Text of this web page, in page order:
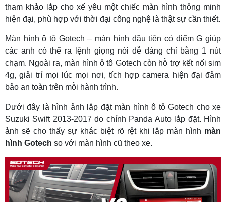
tham khảo lắp cho xế yêu một chiếc màn hình thông minh
hiện đại, phù hợp với thời đại công nghệ là thật sự cần thiết.
Màn hình ô tô Gotech – màn hình đầu tiên có điểm G giúp
các anh có thể ra lệnh giọng nói dễ dàng chỉ bằng 1 nút
chạm. Ngoài ra, màn hình ô tô Gotech còn hỗ trợ kết nối sim
4g, giải trí mọi lúc mọi nơi, tích hợp camera hiện đại đảm
bảo an toàn trên mỗi hành trình.
Dưới đây là hình ảnh lắp đặt màn hình ô tô Gotech cho xe
Suzuki Swift 2013-2017 do chính Panda Auto lắp đặt. Hình
ảnh sẽ cho thấy sự khác biệt rõ rệt khi lắp màn hình màn
hình Gotech so với màn hình cũ theo xe.